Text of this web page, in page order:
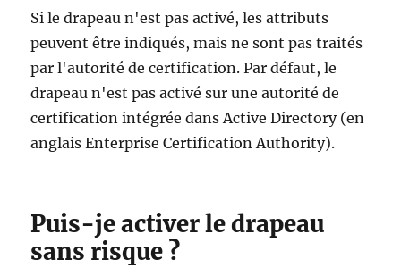
Si le drapeau n'est pas activé, les attributs
peuvent être indiqués, mais ne sont pas traités
par l'autorité de certification. Par défaut, le
drapeau n'est pas activé sur une autorité de
certification intégrée dans Active Directory (en
anglais Enterprise Certification Authority).
Puis-je activer le drapeau
sans risque ?